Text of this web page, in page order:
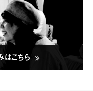
こちら